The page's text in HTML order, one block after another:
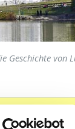
Geschichte von